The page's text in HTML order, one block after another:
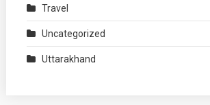
Travel
Uncategorized
Uttarakhand